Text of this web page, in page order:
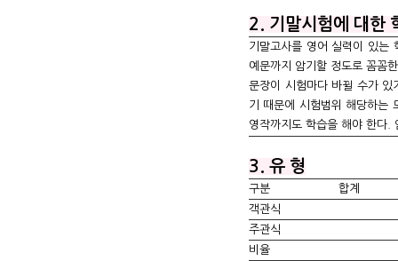
2. 기말시험에 대한
기말고사를 영어 실력이 있
예문까지 암기할 정도로 꼼꼼
문장이 시험마다 바뀔 수가
기 때문에 시험범위 해당하는
영작까지도 학습을 해야 한다.
3. 유 형
구분
합계
객관식
주관식
비율